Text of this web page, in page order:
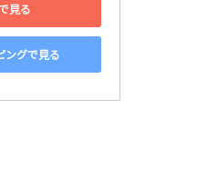
見る
ングで見る